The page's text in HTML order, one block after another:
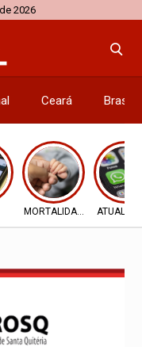
2026
Ceará Brasil
MORTALIDADE INFANTIL